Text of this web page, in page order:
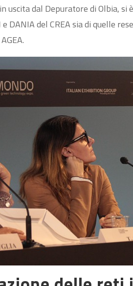
uscita dal Depuratore di Olbia,
e DANIA del CREA sia di quelle